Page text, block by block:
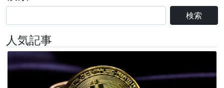
検索
人気記事